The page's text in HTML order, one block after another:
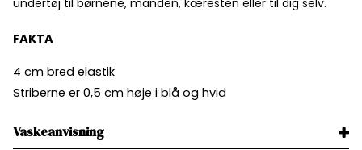
undertøj til børnene, manden, kæresten eller til dig selv.
FAKTA
4 cm bred elastik
Striberne er 0,5 cm høje i blå og hvid
Vaskeanvisning